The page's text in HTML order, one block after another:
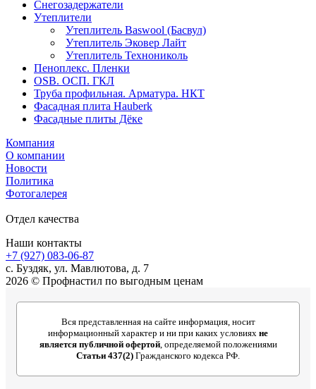
Снегозадержатели
Утеплители
Утеплитель Baswool (Басвул)
Утеплитель Эковер Лайт
Утеплитель Технониколь
Пеноплекс. Пленки
OSB. ОСП. ГКЛ
Труба профильная. Арматура. НКТ
Фасадная плита Hauberk
Фасадные плиты Дёке
Компания
О компании
Новости
Политика
Фотогалерея
Отдел качества
Наши контакты
+7 (927) 083-06-87
c. Буздяк, ул. Мавлютова, д. 7
2026 © Профнастил по выгодным ценам
Вся представленная на сайте информация, носит
информационный характер и ни при каких условиях не
является публичной офертой, определяемой положениями
Статьи 437(2) Гражданского кодекса РФ.